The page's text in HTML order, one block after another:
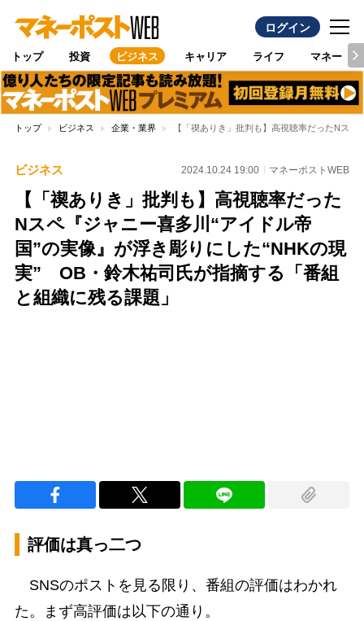
ログイン
トップ 投資 ビジネス キャリア ライフ マネー
トップ ビジネス 企業・業界 【「禊ありき」批判も】高視聴率だったNス
ビジネス 2024.10.24 19:00 マネーポストWEB
【「禊ありき」批判も】高視聴率だった
Nスペ『ジャニー喜多川“アイドル帝
国”の実像』が浮き彫りにした“NHKの現
実” OB・鈴木祐司氏が指摘する「番組
と組織に残る課題」
評価は真っ二つ
SNSのポストを見る限り、番組の評価はわかれ
た。まず高評価は以下の通り。